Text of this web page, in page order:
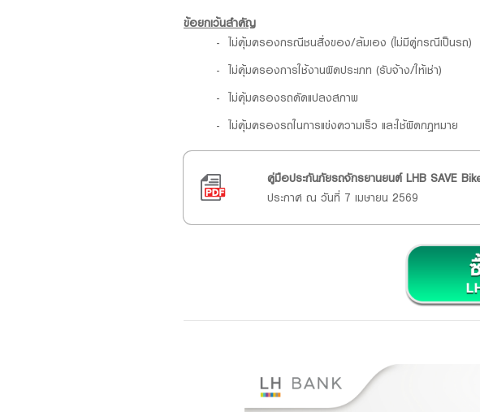
ข้อยกเว้นสำคัญ
ไม่คุ้มครองกรณีชนสิ่งของ/ล้มเอง (ไม่มีคู่กรณีเป็นรถ)
ไม่คุ้มครองการใช้งานผิดประเภท (รับจ้าง/ให้เช่า)
ไม่คุ้มครองรถดัดแปลงสภาพ
ไม่คุ้มครองรถในการแข่งความเร็ว และใช้ผิดกฎหมาย
คู่มือประกันภัยรถจักรยานยนต์ LHB SAVE
ประกาศ ณ วันที่ 7 เมษายน 2569